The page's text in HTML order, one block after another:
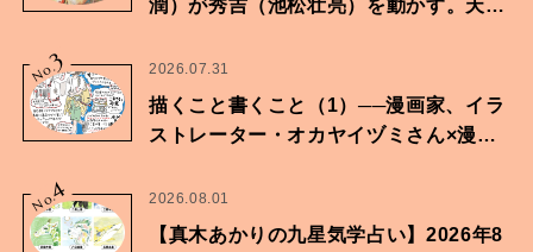
潤）が秀吉（池松壮亮）を動かす。天下
No.3 2026.07.31
描くこと書くこと（1）──漫画家、イラ
ストレーター・オカヤイヅミさん×漫画
No.
4 2026.08.01
【真木あかりの九星気学占い】2026年8